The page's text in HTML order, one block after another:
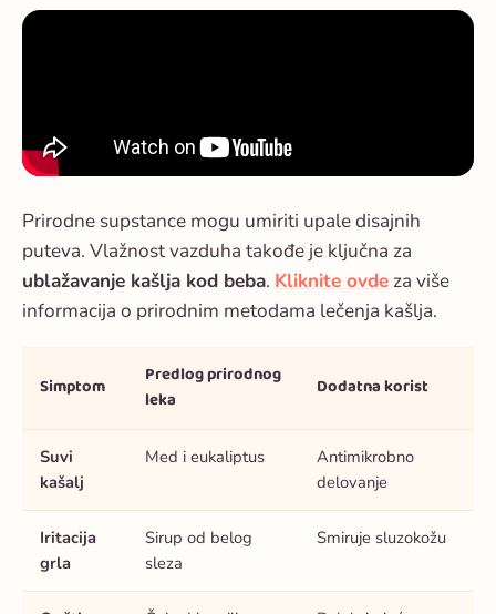
Prirodne supstance mogu umiriti upale disajnih
puteva. Vlažnost vazduha takođe je ključna za
ublažavanje kašlja kod beba. Kliknite ovde za više
informacija o prirodnim metodama lečenja kašlja.
Simptom
Predlog prirodnog
leka
Dodatna korist
Suvi
kašalj
Med i eukaliptus
Antimikrobno
delovanje
Iritacija
grla
Sirup od belog
sleza
Smiruje sluzokožu